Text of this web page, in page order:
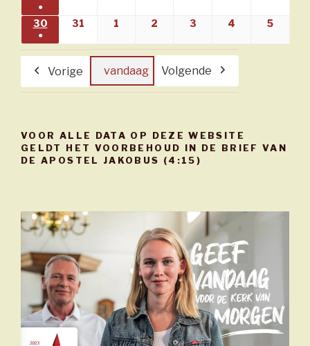
evenement)
●
(1
evenement)
30 30/08/2026
●
(1
evenement)
31 31/08/2026
1 01/09/2026
2 02/09/2026
3 03/09/2026
4 04/09/2026
5
Vorige vandaag Volgende
VOOR ALLE DATA OP DEZE WEBSITE
GELDT HET VOORBEHOUD IN DE BRIEF VAN
DE APOSTEL JAKOBUS (4:15)